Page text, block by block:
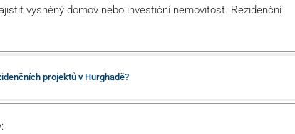
vysněný domov nebo investiční nemovitost. Rezidenční
projektů v Hurghadě?